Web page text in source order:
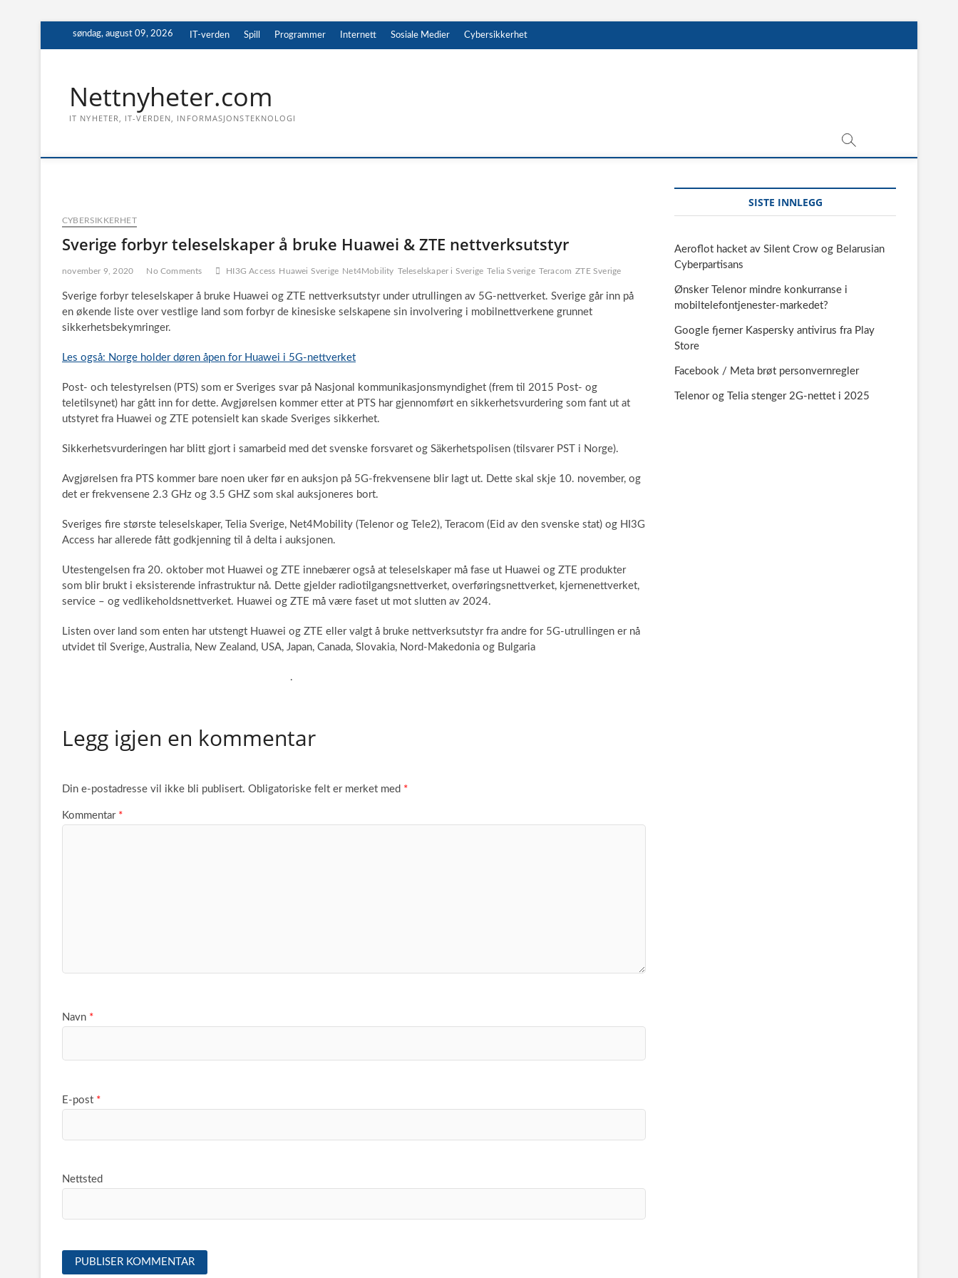
søndag, august 09, 2026 IT-verden Spill Programmer Internett Sosiale Medier Cybersikkerhet
Nettnyheter.com
IT NYHETER, IT-VERDEN, INFORMASJONSTEKNOLOGI
CYBERSIKKERHET
Sverige forbyr teleselskaper å bruke Huawei & ZTE nettverksutstyr
november 9, 2020 No Comments HI3G Access Huawei Sverige Net4Mobility Teleselskaper i Sverige Telia Sverige Teracom ZTE Sverige
Sverige forbyr teleselskaper å bruke Huawei og ZTE nettverksutstyr under utrullingen av 5G-nettverket. Sverige går inn på
en økende liste over vestlige land som forbyr de kinesiske selskapene sin involvering i mobilnettverkene grunnet
sikkerhetsbekymringer.
Les også: Norge holder døren åpen for Huawei i 5G-nettverket
Post- och telestyrelsen (PTS) som er Sveriges svar på Nasjonal kommunikasjonsmyndighet (frem til 2015 Post- og
teletilsynet) har gått inn for dette. Avgjørelsen kommer etter at PTS har gjennomført en sikkerhetsvurdering som fant ut at
utstyret fra Huawei og ZTE potensielt kan skade Sveriges sikkerhet.
Sikkerhetsvurderingen har blitt gjort i samarbeid med det svenske forsvaret og Säkerhetspolisen (tilsvarer PST i Norge).
Avgjørelsen fra PTS kommer bare noen uker før en auksjon på 5G-frekvensene blir lagt ut. Dette skal skje 10. november, og
det er frekvensene 2.3 GHz og 3.5 GHZ som skal auksjoneres bort.
Sveriges fire største teleselskaper, Telia Sverige, Net4Mobility (Telenor og Tele2), Teracom (Eid av den svenske stat) og HI3G
Access har allerede fått godkjenning til å delta i auksjonen.
Utestengelsen fra 20. oktober mot Huawei og ZTE innebærer også at teleselskaper må fase ut Huawei og ZTE produkter
som blir brukt i eksisterende infrastruktur nå. Dette gjelder radiotilgangsnettverket, overføringsnettverket, kjernenettverket,
service – og vedlikeholdsnettverket. Huawei og ZTE må være faset ut mot slutten av 2024.
Listen over land som enten har utstengt Huawei og ZTE eller valgt å bruke nettverksutstyr fra andre for 5G-utrullingen er nå
utvidet til Sverige, Australia, New Zealand, USA, Japan, Canada, Slovakia, Nord-Makedonia og Bulgaria
.
Legg igjen en kommentar
Din e-postadresse vil ikke bli publisert. Obligatoriske felt er merket med *
Kommentar *
Navn *
E-post *
Nettsted
SISTE INNLEGG
Aeroflot hacket av Silent Crow og Belarusian
Cyberpartisans
Ønsker Telenor mindre konkurranse i
mobiltelefontjenester-markedet?
Google fjerner Kaspersky antivirus fra Play
Store
Facebook / Meta brøt personvernregler
Telenor og Telia stenger 2G-nettet i 2025